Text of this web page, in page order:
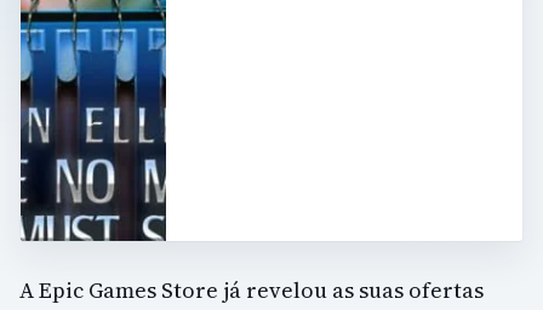
A Epic Games Store já revelou as suas ofertas